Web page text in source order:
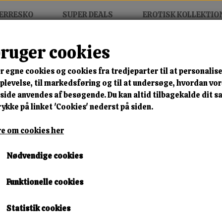
SUPER DEALS EROTISK
MIX FRIT • KØB 3 BETAL
Urban Boost Chunky
🎁 SPAR 10 % – KLIK
198,00 kr.
Størrelse
cookies
egne cookies og cookies fra tredjeparter til at
til markedsføring og til at undersøge, hvordan
anvendes af besøgende. Du kan altid tilbagekalde dit
på linket 'Cookies' nederst på siden.
om cookies her
Nødvendige cookies
Funktionelle cookies
Statistik cookies